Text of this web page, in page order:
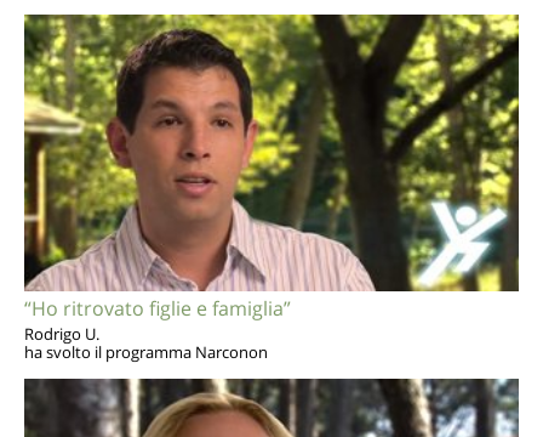
“Ho ritrovato figlie e famiglia”
Rodrigo U.
ha svolto il programma Narconon